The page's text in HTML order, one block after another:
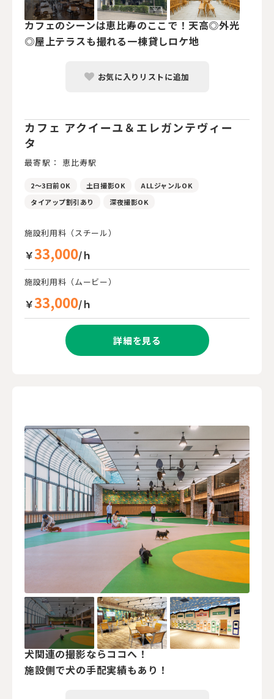
カフェのシーンは恵比寿のここで！天高◎外光
◎屋上テラスも撮れる一棟貸しロケ地
お気に入りリストに追加
カフェ アクイーユ＆エレガンテヴィー
タ
最寄駅： 恵比寿駅
2～3日前OK 土日撮影OK
ALLジャンルOK
タイアップ割引あり
深夜撮影OK
施設利用料（スチール）
￥33,000/ｈ
施設利用料（ムービー）
￥33,000/ｈ
詳細を見る
犬関連の撮影ならココへ！
施設側で犬の手配実績もあり！